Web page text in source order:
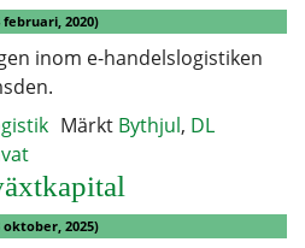
februari, 2020)
inom e-handelslogistiken
Märkt Bythjul, DL
oktober, 2025)